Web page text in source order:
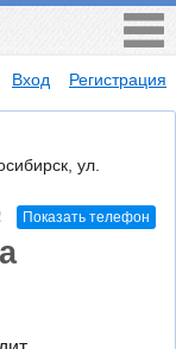
Вход Регистрация
ул.
Показать телефон